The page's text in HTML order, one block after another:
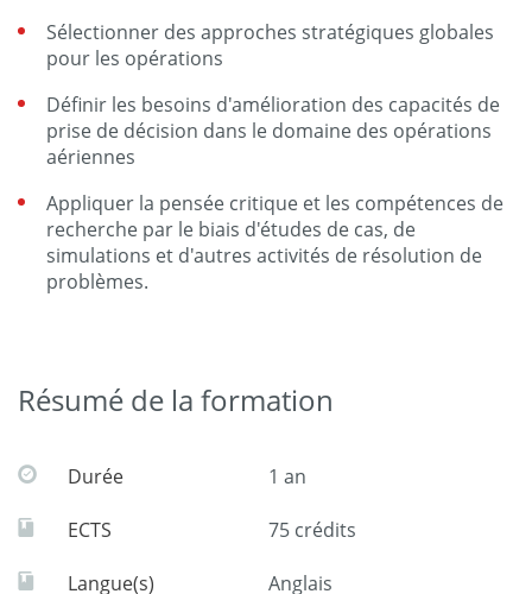
Sélectionner des approches stratégiques globales
pour les opérations
Définir les besoins d'amélioration des capacités de
prise de décision dans le domaine des opérations
aériennes
Appliquer la pensée critique et les compétences de
recherche par le biais d'études de cas, de
simulations et d'autres activités de résolution de
problèmes.
Résumé de la formation
Durée 1 an
ECTS 75 crédits
Langue(s)
Anglais